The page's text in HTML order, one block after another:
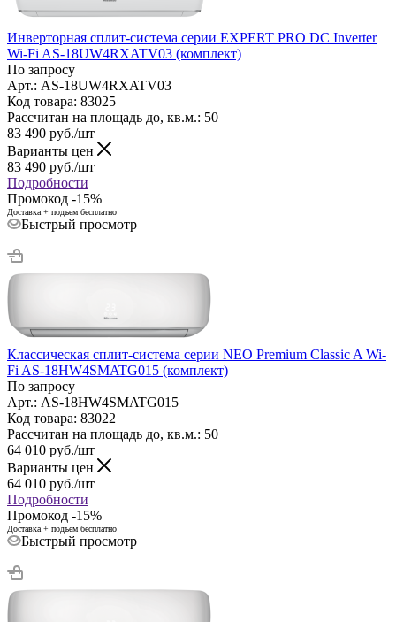
Инверторная cплит-система серии EXPERT PRO DC Inverter
Wi-Fi AS-18UW4RXATV03 (комплект)
По запросу
Арт.: AS-18UW4RXATV03
Код товара: 83025
Рассчитан на площадь до, кв.м.: 50
83 490 руб./шт
Варианты цен
83 490 руб./шт
Подробности
Промокод -15%
Доставка + подъем бесплатно
Быстрый просмотр
Классическая сплит-система серии NEO Premium Classic A Wi-
Fi AS-18HW4SMATG015 (комплект)
По запросу
Арт.: AS-18HW4SMATG015
Код товара: 83022
Рассчитан на площадь до, кв.м.: 50
64 010 руб./шт
Варианты цен
64 010 руб./шт
Подробности
Промокод -15%
Доставка + подъем бесплатно
Быстрый просмотр